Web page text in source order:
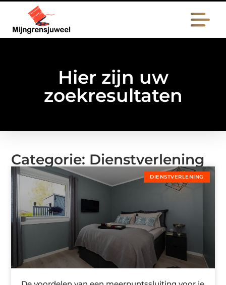
Hier zijn uw
zoekresultaten
Categorie: Dienstverlening
DIENSTVERLENING